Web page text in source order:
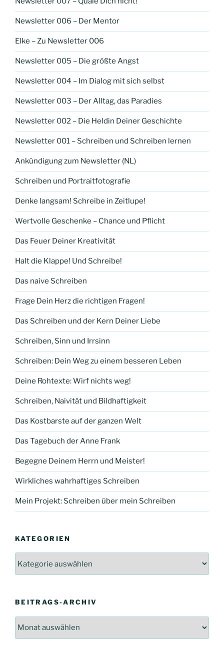
Newsletter 006 – Der Mentor
Elke – Zu Newsletter 006
Newsletter 005 – Die größte Angst
Newsletter 004 – Im Dialog mit sich selbst
Newsletter 003 – Der Alltag, das Paradies
Newsletter 002 – Die Heldin Deiner Geschichte
Newsletter 001 – Schreiben und Schreiben lernen
Ankündigung zum Newsletter (NL)
Schreiben und Portraitfotografie
Denke langsam! Schreibe in Zeitlupe!
Wertvolle Geschenke – Chance und Pflicht
Das Feuer Deiner Kreativität
Halt die Klappe! Und Schreibe!
Das naive Schreiben
Frage Dein Herz die richtigen Fragen!
Das Schreiben und der Kern Deiner Liebe
Schreiben, Sinn und Irrsinn
Schreiben: Dein Weg zu einem besseren Leben
Deine Rohtexte: Wirf nichts weg!
Schreiben, Naivität und Bildhaftigkeit
Das Kostbarste auf der ganzen Welt
Das Tagebuch der Anne Frank
Begegne Deinem Herrn und Meister!
Wirkliches wahrhaftiges Schreiben
Mein Projekt: Schreiben über mein Schreiben
KATEGORIEN
BEITRAGS-ARCHIV
Beitrags-